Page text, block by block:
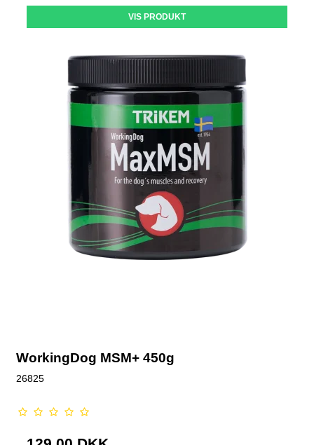
VIS PRODUKT
WorkingDog MSM+ 450g
26825